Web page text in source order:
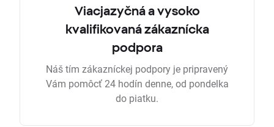
Viacjazyčná a vysoko
kvalifikovaná zákaznícka
podpora
Náš tím zákazníckej podpory je pripravený
Vám pomôcť 24 hodín denne, od pondelka
do piatku.